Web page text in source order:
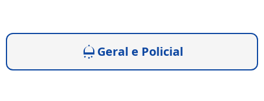
Geral e Policial